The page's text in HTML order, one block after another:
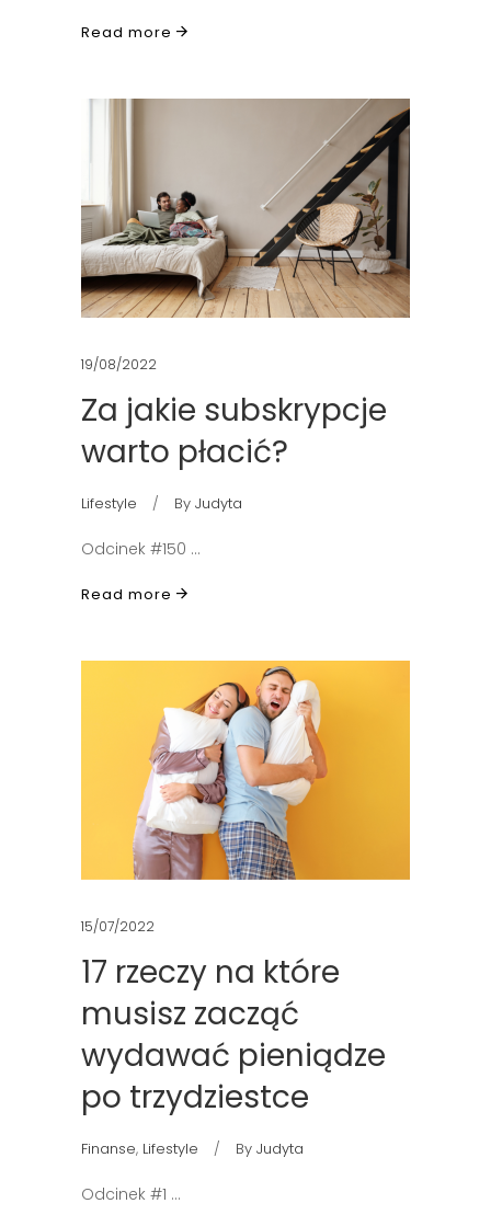
Read more
19/08/2022
Za jakie subskrypcje
warto płacić?
Lifestyle By Judyta
Odcinek #150
Read more
15/07/2022
17 rzeczy na które
musisz zacząć
wydawać pieniądze
po trzydziestce
Finanse, Lifestyle By Judyta
Odcinek #1